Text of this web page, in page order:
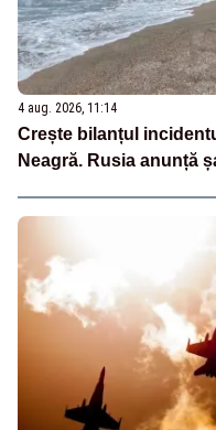
4 aug. 2026, 11:14
Crește bilanțul
Neagră. Rusia anunță